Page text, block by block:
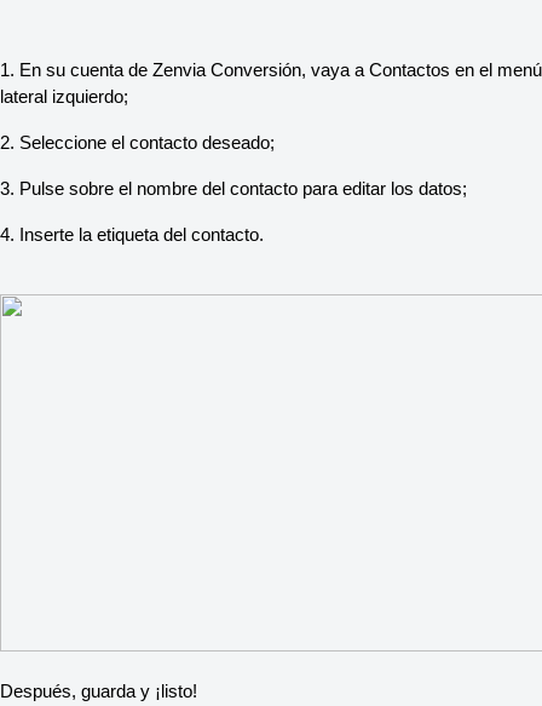
1. En su cuenta de Zenvia Conversión, vaya a Contactos en el menú
lateral izquierdo;
2. Seleccione el contacto deseado;
3. Pulse sobre el nombre del contacto para editar los datos;
4. Inserte la etiqueta del contacto.
Después, guarda y ¡listo!